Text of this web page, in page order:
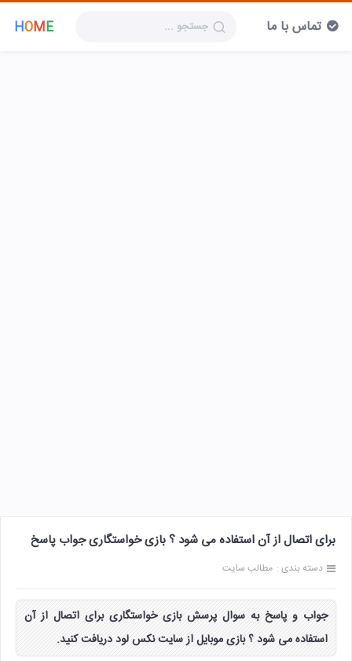
HOME تماس با ما
برای اتصال از آن استفاده می شود ؟ بازی خواستگاری جواب پاسخ
دسته بندی : مطالب سایت
جواب و پاسخ به سوال پرسش بازی خواستگاری برای اتصال از آن
استفاده می شود ؟ بازی موبایل از سایت نکس لود دریافت کنید.